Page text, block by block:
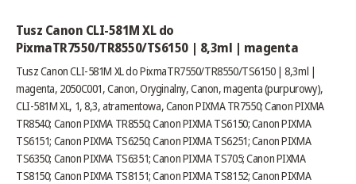
Tusz Canon CLI-581M XL do
PixmaTR7550/TR8550/TS6150 | 8,3ml | magenta
Tusz Canon CLI-581M XL do PixmaTR7550/TR8550/TS6150 | 8,3ml |
magenta, 2050C001, Canon, Oryginalny, Canon, magenta (purpurowy),
CLI-581M XL, 1, 8,3, atramentowa, Canon PIXMA TR7550; Canon PIXMA
TR8540; Canon PIXMA TR8550; Canon PIXMA TS6150; Canon PIXMA
TS6151; Canon PIXMA TS6250; Canon PIXMA TS6251; Canon PIXMA
TS6350; Canon PIXMA TS6351; Canon PIXMA TS705; Canon PIXMA
TS8150; Canon PIXMA TS8151; Canon PIXMA TS8152; Canon PIXMA